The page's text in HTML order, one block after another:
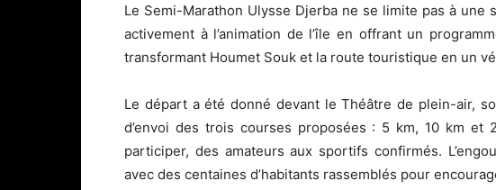
Le Semi-Marathon Ulysse Djerba ne se limite pas à
activement à l’animation de l’île en offrant un
transformant Houmet Souk et la route touristique en un
Le départ a été donné devant le Théâtre de plein-air,
d’envoi des trois courses proposées : 5 km, 10 km et
participer, des amateurs aux sportifs confirmés.
avec des centaines d’habitants rassemblés pour